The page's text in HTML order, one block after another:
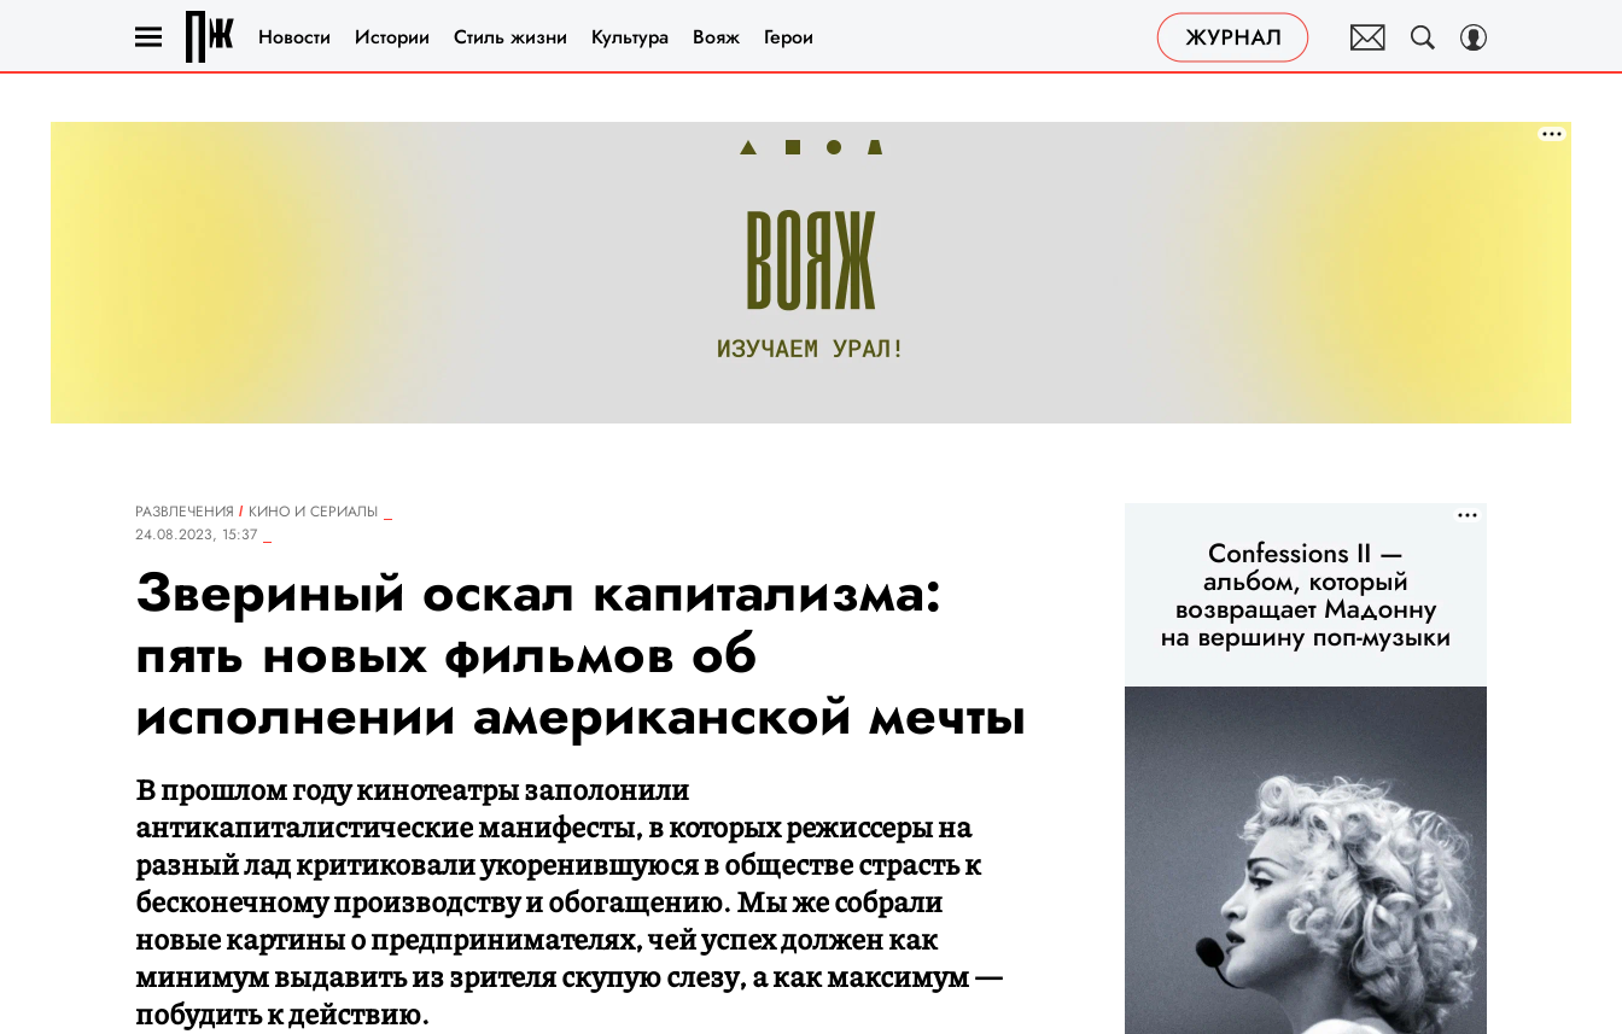
Новости Истории Стиль жизни Культура Вояж Герои
РАЗВЛЕЧЕНИЯ
КИНО И СЕРИАЛЫ
24.08.2023, 15:37
Звериный оскал капитализма:
пять новых фильмов об
исполнении американской мечты
В прошлом году кинотеатры заполонили
антикапиталистические манифесты, в которых режиссеры на
разный лад критиковали укоренившуюся в обществе страсть к
бесконечному производству и обогащению. Мы же собрали
новые картины о предпринимателях, чей успех должен как
минимум выдавить из зрителя скупую слезу, а как максимум —
побудить к действию.